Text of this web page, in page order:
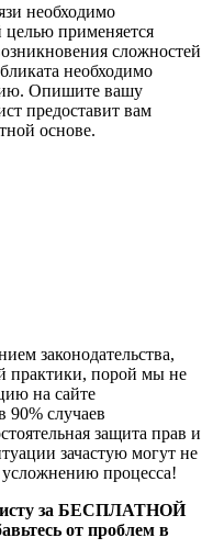
необходимо
целью применяется
сложностей
необходимо
Опишите вашу
предоставит вам
основе.
законодательства,
практики, порой мы не
на сайте
90% случаев
защита прав и
зачастую могут не
процесса!
за БЕСПЛАТНОЙ
от проблем в